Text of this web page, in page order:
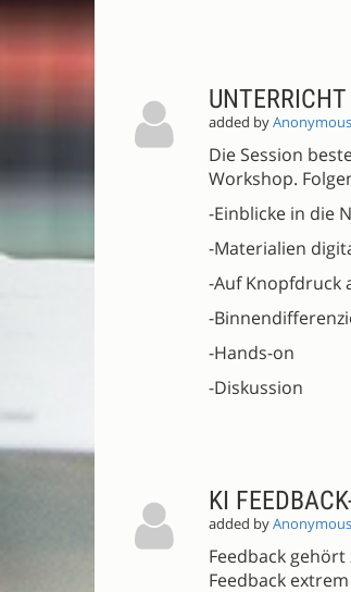
added by
Die Session
Workshop.
-Einblicke in die
-Materialien
-Auf Knopfdruck
-
-Hands-on
-Diskussion
KI
added by
Feedback
Feedback